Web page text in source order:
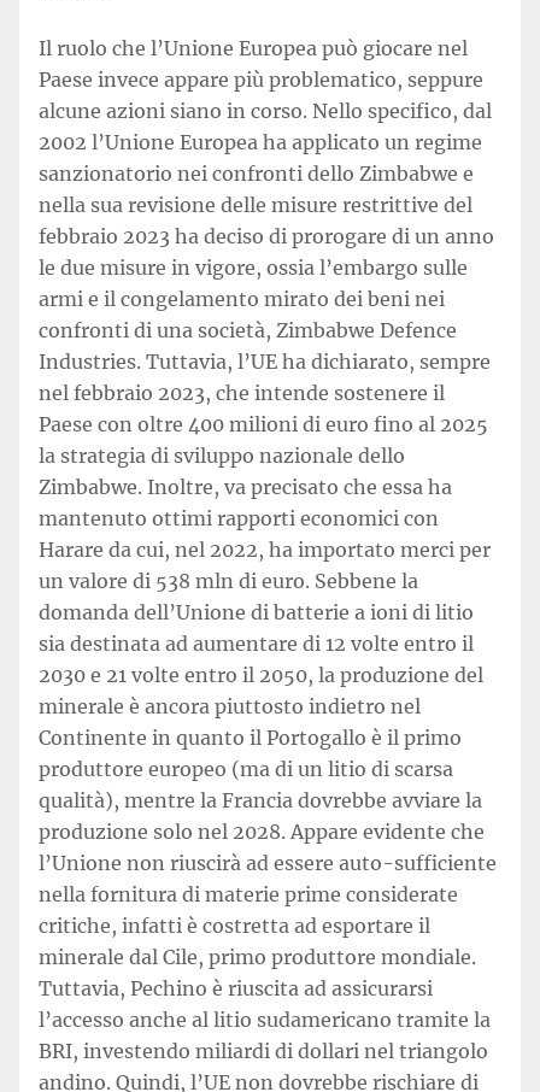
Il ruolo che l’Unione Europea può giocare nel
Paese invece appare più problematico, seppure
alcune azioni siano in corso. Nello specifico, dal
2002 l’Unione Europea ha applicato un regime
sanzionatorio nei confronti dello Zimbabwe e
nella sua revisione delle misure restrittive del
febbraio 2023 ha deciso di prorogare di un anno
le due misure in vigore, ossia l’embargo sulle
armi e il congelamento mirato dei beni nei
confronti di una società, Zimbabwe Defence
Industries. Tuttavia, l’UE ha dichiarato, sempre
nel febbraio 2023, che intende sostenere il
Paese con oltre 400 milioni di euro fino al 2025
la strategia di sviluppo nazionale dello
Zimbabwe. Inoltre, va precisato che essa ha
mantenuto ottimi rapporti economici con
Harare da cui, nel 2022, ha importato merci per
un valore di 538 mln di euro. Sebbene la
domanda dell’Unione di batterie a ioni di litio
sia destinata ad aumentare di 12 volte entro il
2030 e 21 volte entro il 2050, la produzione del
minerale è ancora piuttosto indietro nel
Continente in quanto il Portogallo è il primo
produttore europeo (ma di un litio di scarsa
qualità), mentre la Francia dovrebbe avviare la
produzione solo nel 2028. Appare evidente che
l’Unione non riuscirà ad essere auto-sufficiente
nella fornitura di materie prime considerate
critiche, infatti è costretta ad esportare il
minerale dal Cile, primo produttore mondiale.
Tuttavia, Pechino è riuscita ad assicurarsi
l’accesso anche al litio sudamericano tramite la
BRI, investendo miliardi di dollari nel triangolo
andino. Quindi, l’UE non dovrebbe rischiare di